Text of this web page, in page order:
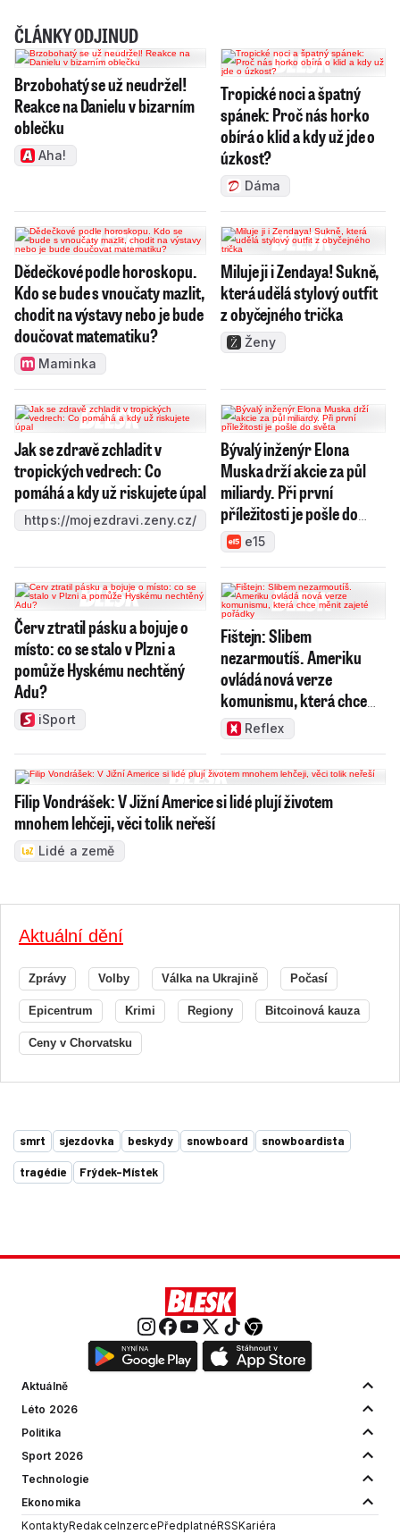
ČLÁNKY ODJINUD
Brzobohatý se už neudržel!
Reakce na Danielu v bizarním
oblečku
Aha!
Tropické noci a špatný
spánek: Proč nás horko
obírá o klid a kdy už jde o
úzkost?
Dáma
Dědečkové podle horoskopu.
Kdo se bude s vnoučaty mazlit,
chodit na výstavy nebo je bude
doučovat matematiku?
Maminka
Miluje ji i Zendaya! Sukně,
která udělá stylový outfit
z obyčejného trička
Ženy
Jak se zdravě zchladit v
tropických vedrech: Co
pomáhá a kdy už riskujete úpal
https://mojezdravi.zeny.cz/
Bývalý inženýr Elona
Muska drží akcie za půl
miliardy. Při první
příležitosti je pošle do
světae15
Červ ztratil pásku a bojuje o
místo: co se stalo v Plzni a
pomůže Hyskému nechtěný
Adu?
iSport
Fištejn: Slibem
nezarmoutíš. Ameriku
ovládá nová verze
komunismu, která chce
měnit zajeté pořádky
Reflex
Filip Vondrášek: V Jižní Americe si lidé plují životem
mnohem lehčeji, věci tolik neřeší
Lidé a země
Aktuální dění
Zprávy Volby Válka na Ukrajině Počasí
Epicentrum Krimi Regiony Bitcoinová kauza
Ceny v Chorvatsku
smrt sjezdovka beskydy snowboard snowboardista
tragédie Frýdek-Místek
Aktuálně
Léto 2026
Politika
Sport 2026
Technologie
Ekonomika
KontaktyRedakceInzercePředplatnéRSSKariéra